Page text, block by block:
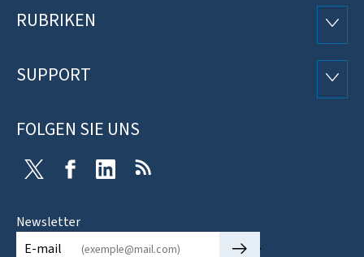
Footer
RUBRIKEN
SUPPORT
FOLGEN SIE UNS
Twitter FacebookLinkedIn
Newsletter
E-mail
🡒